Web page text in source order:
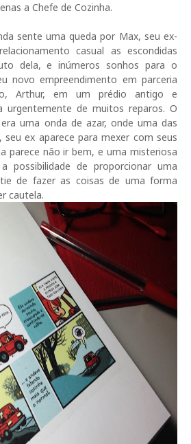
a Chefe de Cozinha.
sente uma queda por Max, seu ex-
casual as escondidas
dela, e inúmeros sonhos para o
novo empreendimento em parceria
Arthur, em um prédio antigo e
urgentemente de muitos reparos. O
uma onda de azar, onde uma das
seu ex aparece para mexer com seus
parece não ir bem, e uma misteriosa
possibilidade de proporcionar uma
de fazer as coisas de uma forma
cautela.